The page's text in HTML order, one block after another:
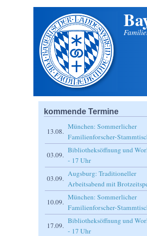
kommende Termine
13.08.
München: Sommerlicher
Familienforscher-
03.09.
Bibliotheksöffnung und
- 17 Uhr
03.09.
Augsburg: Traditioneller
Arbeitsabend mit
10.09.
München: Sommerlicher
Familienforscher-
17.09.
Bibliotheksöffnung und
- 17 Uhr